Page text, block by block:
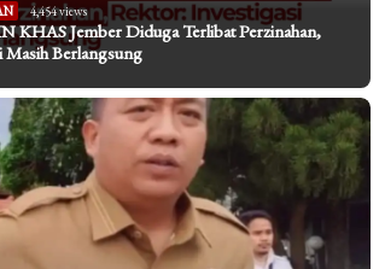
4,454 views
KHAS Jember Diduga Terlibat Perzinahan,
Berlangsung